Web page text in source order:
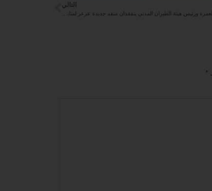
التالي
*